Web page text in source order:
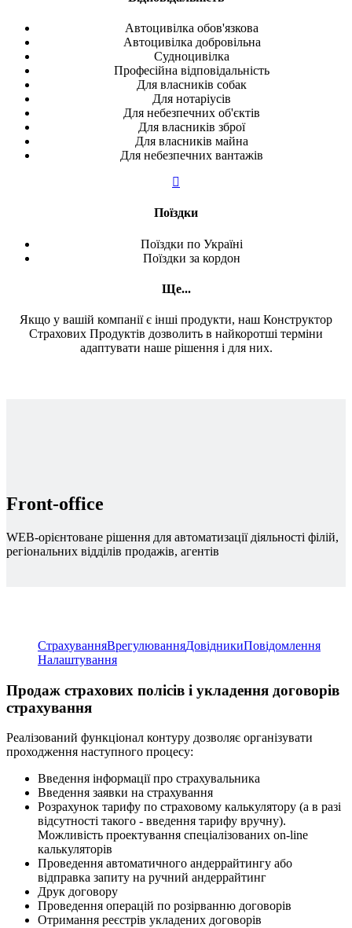
Автоцивілка обов'язкова
Автоцивілка добровільна
Судноцивілка
Професійна відповідальність
Для власників собак
Для нотаріусів
Для небезпечних об'єктів
Для власників зброї
Для власників майна
Для небезпечних вантажів
Поїздки
Поїздки по Україні
Поїздки за кордон
Ще...
Якщо у вашій компанії є інші продукти, наш Конструктор
Страхових Продуктів дозволить в найкоротші терміни
адаптувати наше рішення і для них.
Front-office
WEB-орієнтоване рішення для автоматизації діяльності філій,
регіональних відділів продажів, агентів
СтрахуванняВрегулюванняДовідникиПовідомлення
Налаштування
Продаж страхових полісів і укладення договорів
страхування
Реалізований функціонал контуру дозволяє організувати
проходження наступного процесу:
Введення інформації про страхувальника
Введення заявки на страхування
Розрахунок тарифу по страховому калькулятору (а в разі
відсутності такого - введення тарифу вручну).
Можливість проектування спеціалізованих on-line
калькуляторів
Проведення автоматичного андеррайтингу або
відправка запиту на ручний андеррайтинг
Друк договору
Проведення операцій по розірванню договорів
Отримання реєстрів укладених договорів